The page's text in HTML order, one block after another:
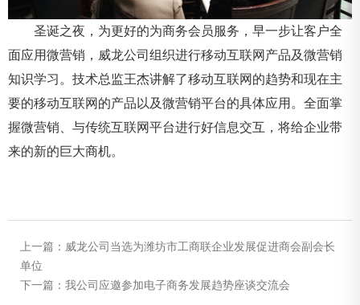
圣诞之夜，为更好的为商务会员服务，早一步让客户全
面应用微营销，威龙公司组织进行移动互联网产品及微营销
知识学习。技术总监王杰讲解了移动互联网的趋势和现在主
要的移动互联网的产品以及微营销平台的具体应用。全面掌
握微营销、与传统互联网平台进行好信息交互，将给企业带
来的新的巨大商机。
上一篇： 威龙公司当选为潍坊市工商联企业发展促进商会副会长
单位
下一篇： 我公司应邀参加电子商务发展趋势座谈交流会